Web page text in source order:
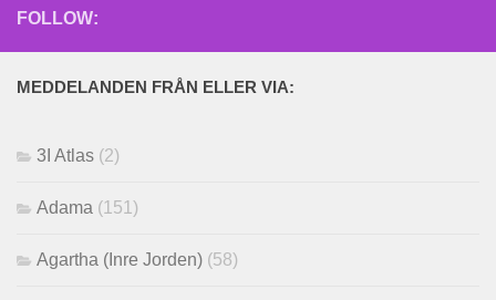
FOLLOW:
MEDDELANDEN FRÅN ELLER VIA:
3I Atlas (2)
Adama (151)
Agartha (Inre Jorden) (58)